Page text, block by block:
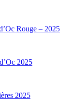
Rouge – 2025
2025
2025